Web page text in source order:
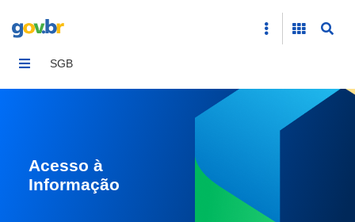
SGB
Acesso à
Informação